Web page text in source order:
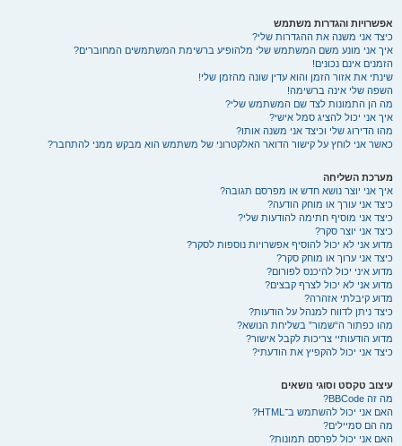
אפשרויות והגדרות משתמש
כיצד אני משנה את ההגדרות שלי?
איך אני מונע משם המשתמש שלי מלהופיע ברשימת המשתמשים המחוברים?
הזמנים אינם נכונים!
שינתי את אזור הזמן והוא עדין שונה מהזמן שלי!
השפה שלי אינה ברשימה!
מה הן התמונות לצד שם המשתמש שלי?
איך אני יכול להציג סמל אישי?
מהו הדירוג שלי וכיצד אני משנה אותו?
כאשר אני לוחץ על קישור הדואר האלקטרוני של משתמש הוא מבקש ממני להתחבר?
מערכת השליחה
איך אני יוצר נושא חדש או מפרסם תגובה?
כיצד אני עורך או מוחק הודעה?
כיצד אני מוסיף חתימה להודעות שלי?
כיצד אני יוצר סקר?
מדוע אני לא יכול להוסיף אפשרויות נוספות לסקר?
כיצד אני ערוך או מוחק סקר?
מדוע איני יכול להיכנס לפורום?
מדוע אני לא יכול לצרף קבצים?
מדוע קיבלתי אזהרה?
כיצד ניתן לדווח למנהל על הודעות?
מהו כפתור ה“שמור” בשליחת הנושא?
מדוע הודעותיי צריכות לקבל אישור?
כיצד אני יכול להקפיץ את הודעתי?
עיצוב טקסט וסוגי נושאים
מה זה BBCode?
האם אני יכול להשתמש ב־HTML?
מה הם סמיילים?
האם אני יכול לפרסם תמונות?